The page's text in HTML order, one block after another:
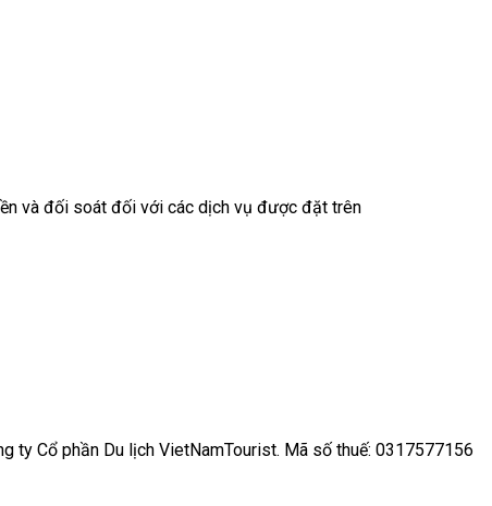
và đối soát đối với các dịch vụ được đặt trên
ty Cổ phần Du lịch VietNamTourist. Mã số thuế: 0317577156